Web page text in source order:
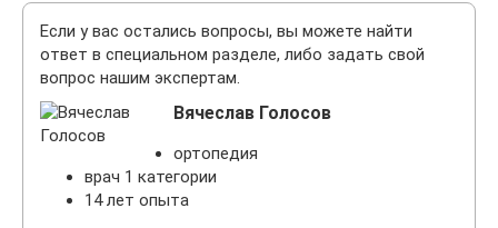
Если у вас остались вопросы, вы можете найти
ответ в специальном разделе, либо задать свой
вопрос нашим экспертам.
Вячеслав Голосов
ортопедия
врач 1 категории
14 лет опыта